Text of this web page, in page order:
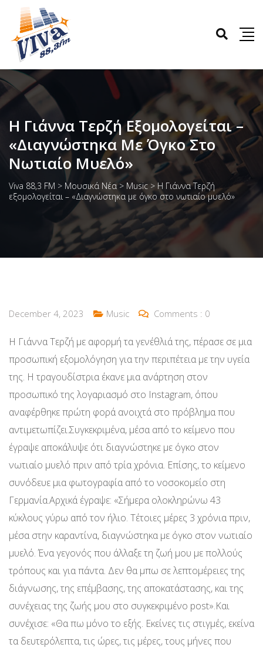
Η Γιάννα Τερζή Εξομολογείται –
«Διαγνώστηκα Με Όγκο Στο
Νωτιαίο Μυελό»
Viva 88,3 FM > Μουσικά Νέα > Music > Η Γιάννα Τερζή
εξομολογείται – «Διαγνώστηκα με όγκο στο νωτιαίο μυελό»
December 4, 2023 Music Comments : 0
Η Γιάννα Τερζή με αφορμή τα γενέθλιά της, πέρασε σε μια
προσωπική εξομολόγηση για την περιπέτεια με την υγεία
της. Η τραγουδίστρια έκανε μια ανάρτηση στον
προσωπικό της λογαριασμό στο Instagram, όπου
αναφέρθηκε πρώτη φορά ανοιχτά στο πρόβλημα που
αντιμετωπίζει.Συγκεκριμένα, μέσα από το κείμενο που
έγραψε αποκάλυψε ότι διαγνώστηκε με όγκο στον
νωτιαίο μυελό πριν από τρία χρόνια. Επίσης, το κείμενο
συνόδευε μια φωτογραφία από το νοσοκομείο στη
Γερμανία.Αρχικά έγραψε: «Σήμερα ολοκληρώνω 43
κύκλους γύρω από τον ήλιο. Τέτοιες μέρες 3 χρόνια πριν,
μέσα στην καραντίνα, διαγνώστηκα με όγκο στον νωτιαίο
μυελό. Ένα γεγονός που άλλαξε τη ζωή μου με πολλούς
τρόπους και για πάντα. Δεν θα μπω σε λεπτομέρειες της
διάγνωσης, της επέμβασης, της αποκατάστασης, και της
συνέχειας της ζωής μου στο συγκεκριμένο post».Και
συνέχισε: «Θα πω μόνο το εξής. Εκείνες τις στιγμές, εκείνα
τα δευτερόλεπτα, τις ώρες, τις μέρες, τους μήνες που